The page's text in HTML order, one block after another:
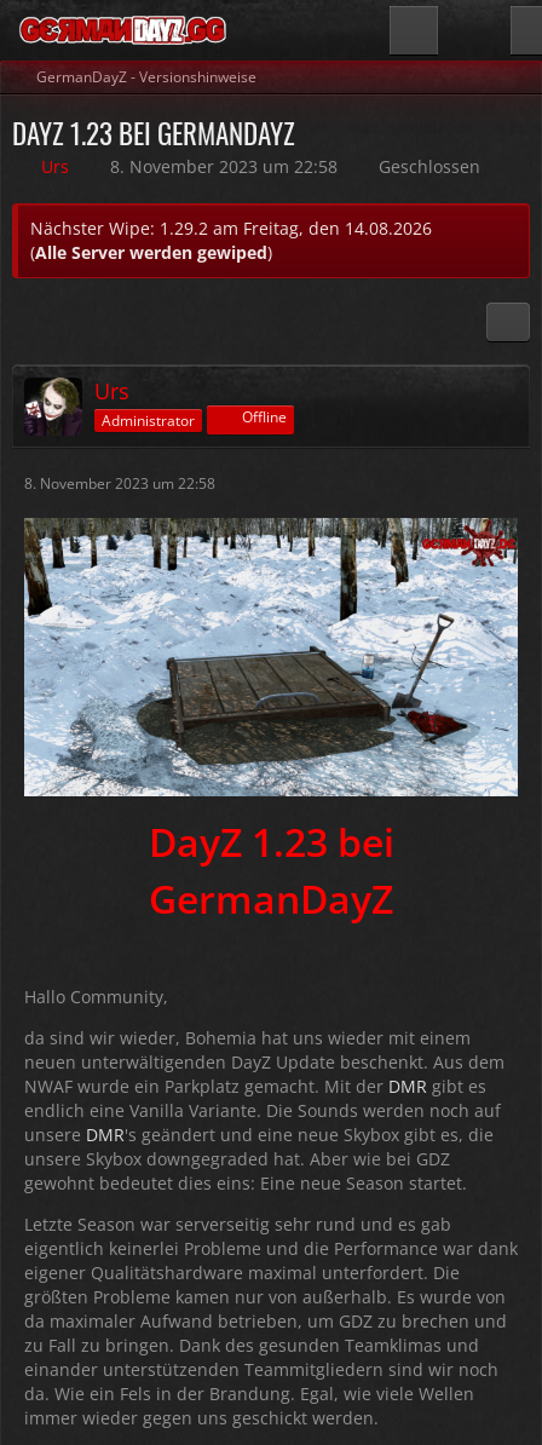
GermanDayZ - Versionshinweise
DAYZ 1.23 BEI GERMANDAYZ
Urs 8. November 2023 um 22:58 Geschlossen
Nächster Wipe: 1.29.2 am Freitag, den 14.08.2026
(Alle Server werden gewiped)
Urs
Administrator Offline
8. November 2023 um 22:58
DayZ 1.23 bei
GermanDayZ
Hallo Community,
da sind wir wieder, Bohemia hat uns wieder mit einem
neuen unterwältigenden DayZ Update beschenkt. Aus dem
NWAF wurde ein Parkplatz gemacht. Mit der DMR gibt es
endlich eine Vanilla Variante. Die Sounds werden noch auf
unsere DMR's geändert und eine neue Skybox gibt es, die
unsere Skybox downgegraded hat. Aber wie bei GDZ
gewohnt bedeutet dies eins: Eine neue Season startet.
Letzte Season war serverseitig sehr rund und es gab
eigentlich keinerlei Probleme und die Performance war dank
eigener Qualitätshardware maximal unterfordert. Die
größten Probleme kamen nur von außerhalb. Es wurde von
da maximaler Aufwand betrieben, um GDZ zu brechen und
zu Fall zu bringen. Dank des gesunden Teamklimas und
einander unterstützenden Teammitgliedern sind wir noch
da. Wie ein Fels in der Brandung. Egal, wie viele Wellen
immer wieder gegen uns geschickt werden.